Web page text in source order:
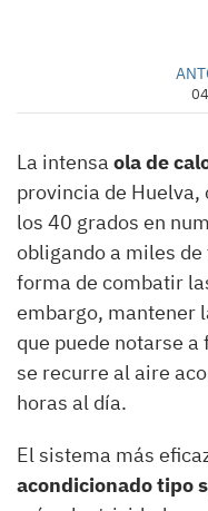
La intensa ola de
provincia de
los 40 grados en
obligando a miles
forma de combatir
embargo, mantener
que puede notarse
se recurre al aire
horas al día.
El sistema más
acondicionado tipo